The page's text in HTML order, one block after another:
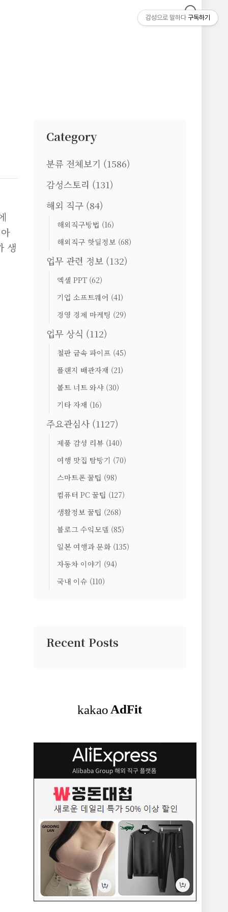
Category
분류 전체보기 (1586)
감성스토리 (131)
해외 직구 (84)
해외직구방법 (16)
해외직구 핫딜정보 (68)
업무 관련 정보 (132)
엑셀 PPT (62)
기업 소프트웨어 (41)
경영 경제 마케팅 (29)
업무 상식 (112)
철판 금속 파이프 (45)
플랜지 배관자재 (21)
볼트 너트 와샤 (30)
기타 자재 (16)
주요관심사 (1127)
제품 감성 리뷰 (140)
여행 맛집 탐방기 (70)
스마트폰 꿀팁 (98)
컴퓨터 PC 꿀팁 (127)
생활정보 꿀팁 (268)
블로그 수익모델 (85)
일본 여행과 문화 (135)
자동차 이야기 (94)
국내 이슈 (110)
Recent Posts
생
감성으로 말하다 구독하기